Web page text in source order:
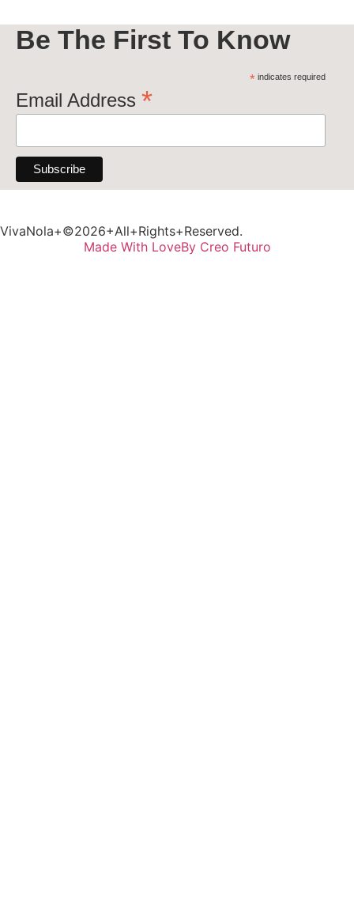
Be The First To Know
*indicates required
Email Address *
VivaNola+©2026+All+Rights+Reserved.
Made With LoveBy Creo Futuro